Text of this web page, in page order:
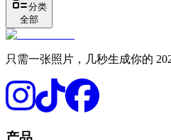
分类
全部
只需一张照片，几秒生成你的